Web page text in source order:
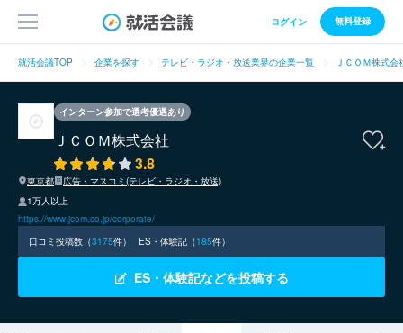
ログイン 無料登録
就活会議TOP 企業を探す テレビ・ラジオ・放送業界の企業一覧 ＪＣＯＭ株式会
インターン参加で選考優遇あり
ＪＣＯＭ株式会社
3.8
東京都
広告・マスコミ(テレビ・ラジオ・放送)
1万人以上
https://www.jcom.co.jp/corporate/
口コミ投稿数（3175件） ES・体験記（185件）
ES・体験記などを投稿する